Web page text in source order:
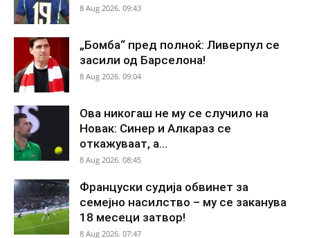
8 Aug 2026. 09:43
„Бомба“ пред полноќ: Ливерпул се
засили од Барселона!
8 Aug 2026. 09:04
Ова никогаш не му се случило на
Новак: Синер и Алкараз се
откажуваат, а...
8 Aug 2026. 08:45
Француски судија обвинет за
семејно насилство – му се заканува
18 месеци затвор!
8 Aug 2026. 07:47